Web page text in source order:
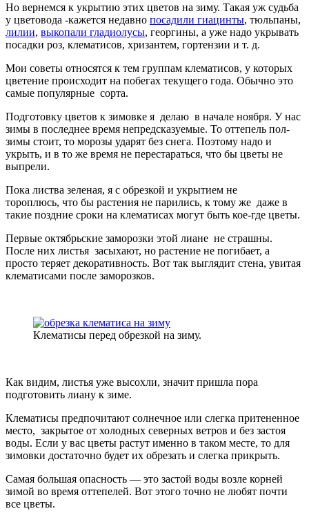
Но вернемся к укрытию этих цветов на зиму. Такая уж судьба
у цветовода -кажется недавно посадили гиацинты, тюльпаны,
лилии, выкопали гладиолусы, георгины, а уже надо укрывать
посадки роз, клематисов, хризантем, гортензии и т. д.
Мои советы относятся к тем группам клематисов, у которых
цветение происходит на побегах текущего года. Обычно это
самые популярные сорта.
Подготовку цветов к зимовке я делаю в начале ноября. У нас
зимы в последнее время непредсказуемые. То оттепель пол-
зимы стоит, то морозы ударят без снега. Поэтому надо и
укрыть, и в то же время не перестараться, что бы цветы не
выпрели.
Пока листва зеленая, я с обрезкой и укрытием не
тороплюсь, что бы растения не парились, к тому же даже в
такие поздние сроки на клематисах могут быть кое-где цветы.
Первые октябрьские заморозки этой лиане не страшны.
После них листья засыхают, но растение не погибает, а
просто теряет декоративность. Вот так выглядит стена, увитая
клематисами после заморозков.
Клематисы перед обрезкой на зиму.
Как видим, листья уже высохли, значит пришла пора
подготовить лиану к зиме.
Клематисы предпочитают солнечное или слегка притененное
место, закрытое от холодных северных ветров и без застоя
воды. Если у вас цветы растут именно в таком месте, то для
зимовки достаточно будет их обрезать и слегка прикрыть.
Самая большая опасность — это застой воды возле корней
зимой во время оттепелей. Вот этого точно не любят почти
все цветы.